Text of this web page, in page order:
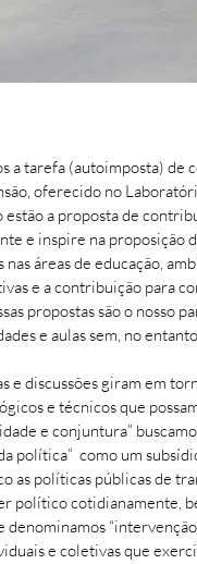
a tarefa (autoimposta) de
oferecido no
a proposta de
e inspire na proposição
áreas de educação,
e a contribuição para
propostas são o nosso
e aulas sem, no
e discussões giram em
e técnicos que
e conjuntura”
política” como um
as políticas públicas de
político cotidianamente,
denominamos
e coletivas que